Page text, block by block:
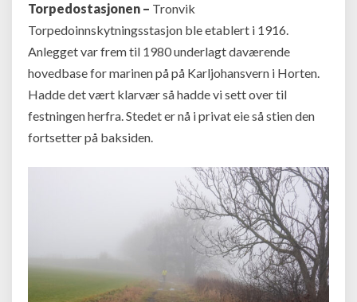
Torpedostasjonen – Tronvik
Torpedoinnskytningsstasjon ble etablert i 1916.
Anlegget var frem til 1980 underlagt daværende
hovedbase for marinen på på Karljohansvern i Horten.
Hadde det vært klarvær så hadde vi sett over til
festningen herfra. Stedet er nå i privat eie så stien den
fortsetter på baksiden.